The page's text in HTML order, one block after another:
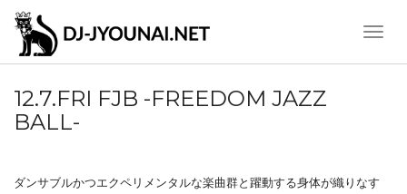
Toggle
12.7.FRI FJB -FREEDOM JAZZ
BALL-
ダンサブルかつエクペリメンタルな楽曲群と躍動する身体が織りなす